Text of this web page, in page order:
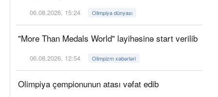
06.08.2026, 15:24 Olimpiya dünyası
"More Than Medals World" layihəsinə start verilib
06.08.2026, 12:54 Olimpizm xəbərləri
Olimpiya çempionunun atası vəfat edib